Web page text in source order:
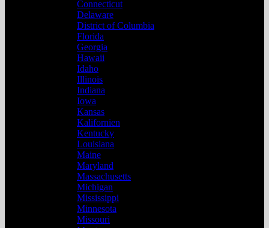
Connecticut
Delaware
District of Columbia
Florida
Georgia
Hawaii
Idaho
Illinois
Indiana
Iowa
Kansas
Kalifornien
Kentucky
Louisiana
Maine
Maryland
Massachusetts
Michigan
Mississippi
Minnesota
Missouri